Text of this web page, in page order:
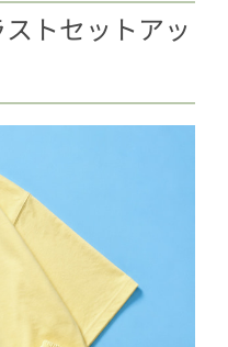
ストセットアッ